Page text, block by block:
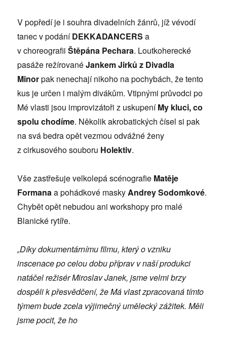
V popředí je i souhra divadelních žánrů, jíž vévodí
tanec v podáníDEKKADANCERS a
v choreografiiŠtěpána Pechara. Loutkoherecké
pasáže režírovanéJankem Jirků z Divadla
Minorpak nenechají nikoho na pochybách, že tento
kus je určen i malým divákům. Vtipnými průvodci po
Mé vlasti jsou improvizátoři z uskupeníMy kluci, co
spolu chodíme. Několik akrobatických čísel si pak
na svá bedra opět vezmou odvážné ženy
z cirkusového souboru Holektiv.
Vše zastřešuje velkolepá scénografie Matěje
Formanaa pohádkové maskyAndrey Sodomkové.
Chybět opět nebudou ani workshopy pro malé
Blanické rytíře.
„Díky dokumentárnímu filmu, který o vzniku
inscenace po celou dobu příprav v naší produkci
natáčel režisér Miroslav Janek, jsme velmi brzy
dospěli k přesvědčení, že Má vlast zpracovaná tímto
týmem bude zcela výjimečný umělecký zážitek. Měli
jsme pocit, že ho